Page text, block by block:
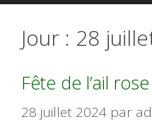
Jour : 28
Fête de l’ail
28 juillet 2024 par